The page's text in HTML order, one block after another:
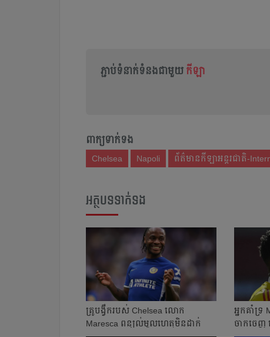
ភ្ជាប់ទំនាក់ទំនងជាមួយ កីឡា
ពាក្យទាក់ទង
Chelsea Napoli ព័ត៌មានកីឡាអន្តរជាតិ-
អត្ថបទទាក់ទង
គ្រូ​បង្វឹក​របស់ Chelsea លោក
Maresca ពន្យល់​មូលហេតុ​មិន​ដាក់
អ្នក​គាំទ្
ចាកចេញ​